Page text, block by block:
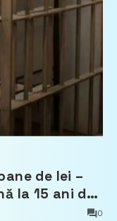
de lei –
la 15 ani de
0